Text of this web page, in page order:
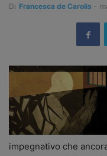
Di Francesca de Carolis -
impegnativo che